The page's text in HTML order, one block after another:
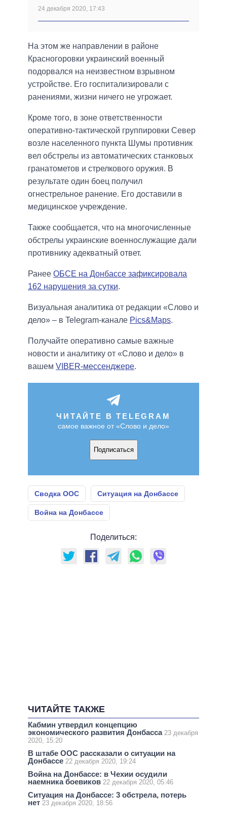
24 декабря 2020, 17:43
На этом же направлении в районе
Красногоровки украинский военный
подорвался на неизвестном взрывном
устройстве. Его госпитализировали с
ранениями, жизни ничего не угрожает.
Кроме того, в зоне ответственности
оперативно-тактической группировки Север
возле населенного пункта Шумы противник
вел обстрелы из автоматических станковых
гранатометов и стрелкового оружия. В
результате один боец получил
огнестрельное ранение. Его доставили в
медицинское учреждение.
Также сообщается, что на многочисленные
обстрелы украинские военнослужащие дали
противнику адекватный ответ.
Ранее ОБСЕ на Донбассе зафиксировала
162 нарушения за сутки.
Визуальная аналитика от редакции «Слово и
дело» – в Telegram-канале Pics&Maps.
Получайте оперативно самые важные
новости и аналитику от «Слово и дело» в
вашем VIBER-мессенджере.
ЧИТАЙТЕ В TELEGRAM
самое важное от «Слово и дело»
Подписаться
Сводка ООС Ситуация на Донбассе
Война на Донбассе
Поделиться:
ЧИТАЙТЕ ТАКЖЕ
Кабмин утвердил концепцию
экономического развития Донбасса 23 декабря
2020, 15:20
В штабе ООС рассказали о ситуации на
Донбассе 22 декабря 2020, 19:24
Война на Донбассе: в Чехии осудили
наемника боевиков 22 декабря 2020, 05:46
Ситуация на Донбассе: 3 обстрела, потерь
нет 23 декабря 2020, 18:56